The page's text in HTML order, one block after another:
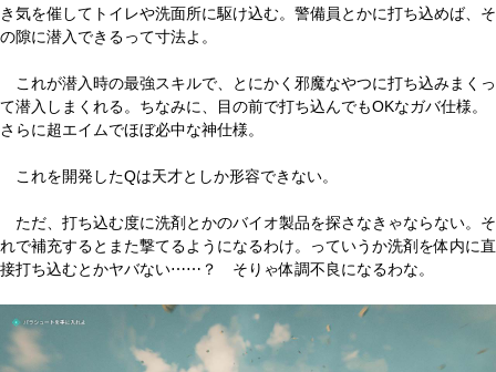
き気を催してトイレや洗面所に駆け込む。警備員とかに打ち込めば、そ
の隙に潜入できるって寸法よ。
これが潜入時の最強スキルで、とにかく邪魔なやつに打ち込みまくっ
て潜入しまくれる。ちなみに、目の前で打ち込んでもOKなガバ仕様。
さらに超エイムでほぼ必中な神仕様。
これを開発したQは天才としか形容できない。
ただ、打ち込む度に洗剤とかのバイオ製品を探さなきゃならない。そ
れで補充するとまた撃てるようになるわけ。っていうか洗剤を体内に直
接打ち込むとかヤバない⋯⋯？ そりゃ体調不良になるわな。